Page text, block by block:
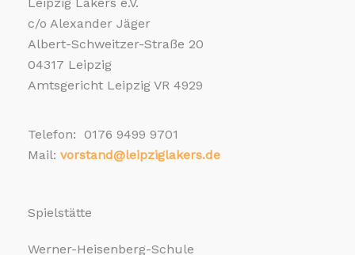
c/o Alexander Jäger
Albert-Schweitzer-Straße 20
04317 Leipzig
Amtsgericht Leipzig VR 4929
Telefon: 0176 9499 9701
Mail: vorstand@leipziglakers.de
Spielstätte
Werner-Heisenberg-Schule